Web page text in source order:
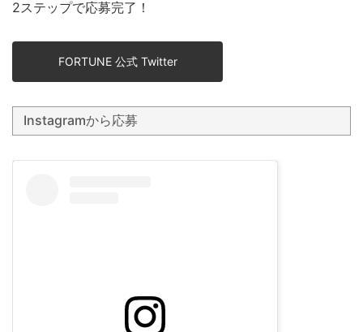
2ステップで応募完了！
FORTUNE 公式 Twitter
Instagramから応募